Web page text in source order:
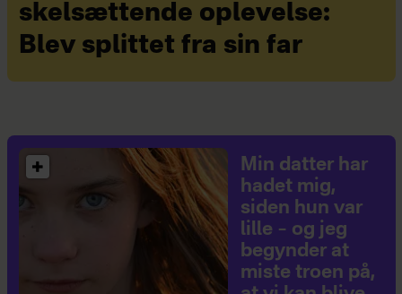
skelsættende oplevelse:
Blev splittet fra sin far
Min datter har
hadet mig,
siden hun var
lille – og jeg
begynder at
miste troen på,